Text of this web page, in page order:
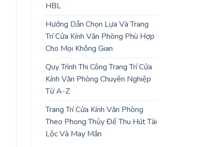
HBL
Hướng Dẫn Chọn Lựa Và Trang
Trí Cửa Kính Văn Phòng Phù Hợp
Cho Mọi Không Gian
Quy Trình Thi Công Trang Trí Cửa
Kính Văn Phòng Chuyên Nghiệp
Từ A-Z
Trang Trí Cửa Kính Văn Phòng
Theo Phong Thủy Để Thu Hút Tài
Lộc Và May Mắn